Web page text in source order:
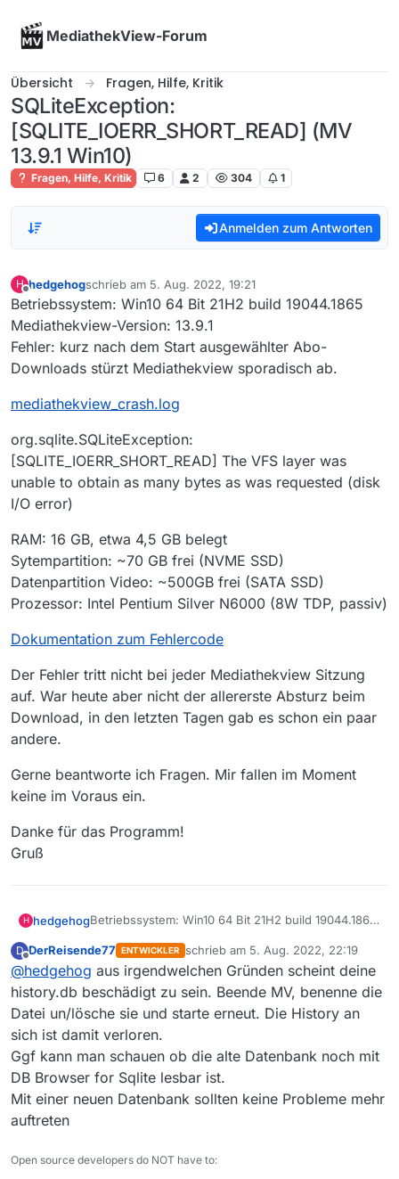
MediathekView-Forum
Übersicht Fragen, Hilfe, Kritik
SQLiteException:
[SQLITE_IOERR_SHORT_READ] (MV
13.9.1 Win10)
Fragen, Hilfe, Kritik 6 2 304 1
Anmelden zum Antworten
H
Offline
hedgehogschrieb am 5. Aug. 2022, 19:21
zuletzt editiert von
Betriebssystem: Win10 64 Bit 21H2 build 19044.1865
Mediathekview-Version: 13.9.1
Fehler: kurz nach dem Start ausgewählter Abo-
Downloads stürzt Mediathekview sporadisch ab.
mediathekview_crash.log
org.sqlite.SQLiteException:
[SQLITE_IOERR_SHORT_READ] The VFS layer was
unable to obtain as many bytes as was requested (disk
I/O error)
RAM: 16 GB, etwa 4,5 GB belegt
Sytempartition: ~70 GB frei (NVME SSD)
Datenpartition Video: ~500GB frei (SATA SSD)
Prozessor: Intel Pentium Silver N6000 (8W TDP, passiv)
Dokumentation zum Fehlercode
Der Fehler tritt nicht bei jeder Mediathekview Sitzung
auf. War heute aber nicht der allererste Absturz beim
Download, in den letzten Tagen gab es schon ein paar
andere.
Gerne beantworte ich Fragen. Mir fallen im Moment
keine im Voraus ein.
Danke für das Programm!
Gruß
H hedgehogBetriebssystem: Win10 64 Bit 21H2 build 19044.1865
Fehler: kurz nach dem Start ausgewählter Abo-
Downloads stürzt Mediathekview sporadisch ab.
mediathekview_crash.log
org.sqlite.SQLiteException:
[SQLITE_IOERR_SHORT_READ] The VFS layer was
unable to obtain as many bytes as was requested
(disk I/O error)
RAM: 16 GB, etwa 4,5 GB belegt
Sytempartition: ~70 GB frei (NVME SSD)
Datenpartition Video: ~500GB frei (SATA SSD)
Prozessor: Intel Pentium Silver N6000 (8W TDP,
passiv)
Dokumentation zum Fehlercode
Der Fehler tritt nicht bei jeder Mediathekview
Sitzung auf. War heute aber nicht der allererste
Danke für das Programm!
D
Offline
DerReisende77 ENTWICKLER schrieb am 5. Aug. 2022, 22:19
zuletzt editiert von
@hedgehog aus irgendwelchen Gründen scheint deine
history.db beschädigt zu sein. Beende MV, benenne die
Datei un/lösche sie und starte erneut. Die History an
sich ist damit verloren.
Ggf kann man schauen ob die alte Datenbank noch mit
DB Browser for Sqlite lesbar ist.
Mit einer neuen Datenbank sollten keine Probleme mehr
auftreten
Open source developers do NOT have to: